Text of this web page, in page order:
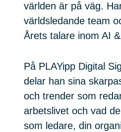
världen är på väg.
världsledande team
Årets talare inom AI
På PLAYipp Digital
delar han sina
och trender som
arbetslivet och vad
som ledare, din